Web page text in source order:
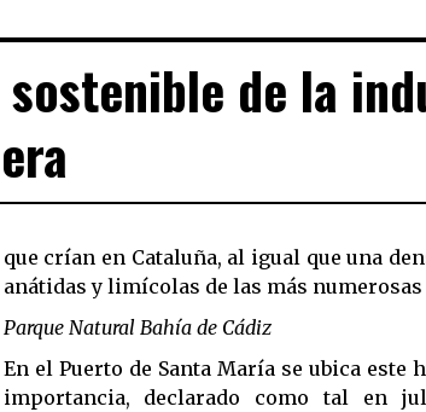
de la
que crían en Cataluña, al igual que una
anátidas y limícolas de las más numerosas
Parque Natural Bahía de Cádiz
En el Puerto de Santa María se ubica este
importancia, declarado como tal en